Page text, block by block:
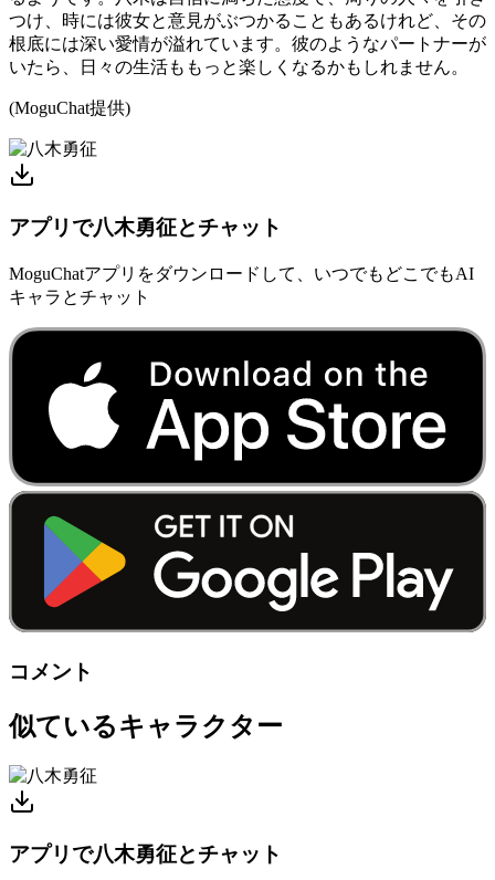
つけ、時には彼女と意見がぶつかることもあるけれど、その
根底には深い愛情が溢れています。彼のようなパートナーが
いたら、日々の生活ももっと楽しくなるかもしれません。
(MoguChat提供)
アプリで八木勇征とチャット
MoguChatアプリをダウンロードして、いつでもどこでもAI
キャラとチャット
コメント
似ているキャラクター
アプリで八木勇征とチャット